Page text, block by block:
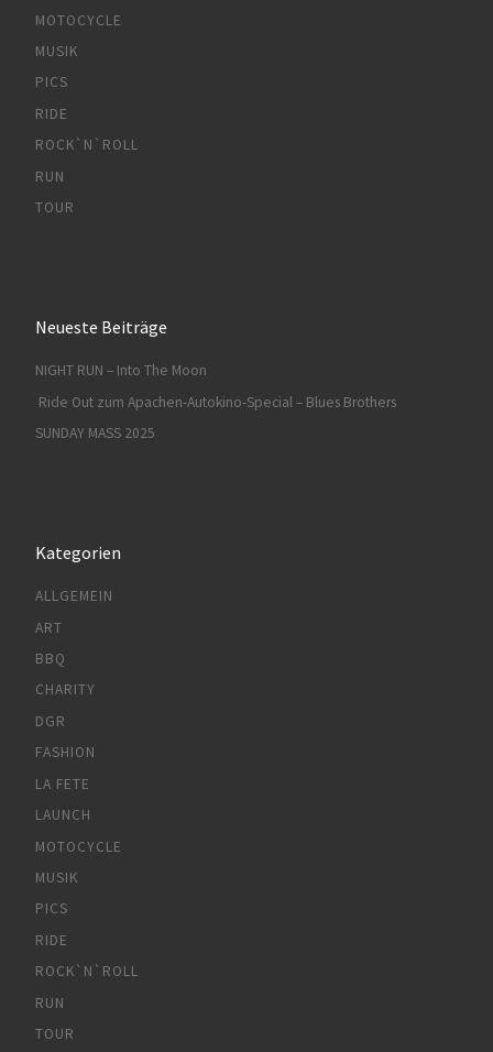
MOTOCYCLE
MUSIK
PICS
RIDE
ROCK`N`ROLL
RUN
TOUR
Neueste Beiträge
NIGHT RUN – Into The Moon
Ride Out zum Apachen-Autokino-Special – Blues Brothers
SUNDAY MASS 2025
Kategorien
ALLGEMEIN
ART
BBQ
CHARITY
DGR
FASHION
LA FETE
LAUNCH
MOTOCYCLE
MUSIK
PICS
RIDE
ROCK`N`ROLL
RUN
TOUR